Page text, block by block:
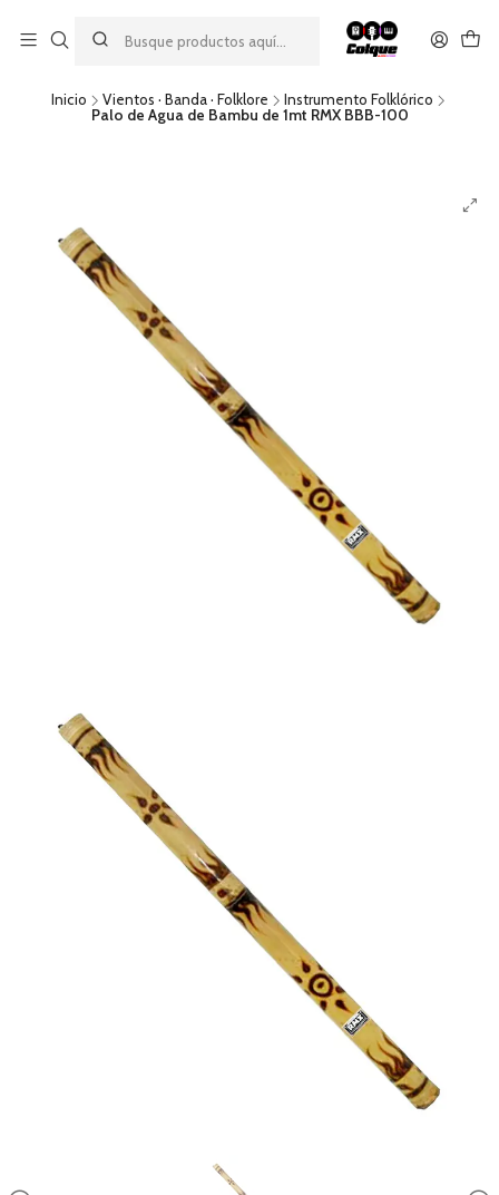
descuento por pago con transferencia bancaria
por una compra mínima de $49.990. Este descuento no es
acumulable a otras promociones ni aplicable a gastos de envío.
Inicio Vientos · Banda · Folklore
Instrumento Folklórico
Palo de Agua de Bambu de 1mt RMX BBB-100